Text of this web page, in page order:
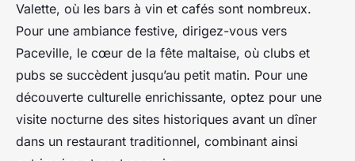
Valette, où les bars à vin et cafés sont nombreux.
Pour une ambiance festive, dirigez-vous vers
Paceville, le cœur de la fête maltaise, où clubs et
pubs se succèdent jusqu’au petit matin. Pour une
découverte culturelle enrichissante, optez pour une
visite nocturne des sites historiques avant un dîner
dans un restaurant traditionnel, combinant ainsi